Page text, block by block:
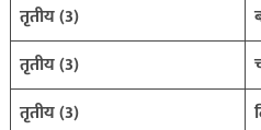
तृतीय (3)
तृतीय (3)
तृतीय (3)